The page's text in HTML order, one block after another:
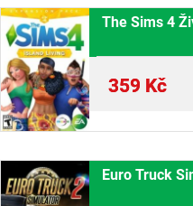
The Sims 4
359 Kč
Euro Truck